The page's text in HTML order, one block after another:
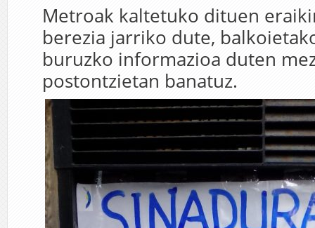
Metroak kaltetuko dituen
berezia jarriko dute,
buruzko informazioa duten
postontzietan banatuz.